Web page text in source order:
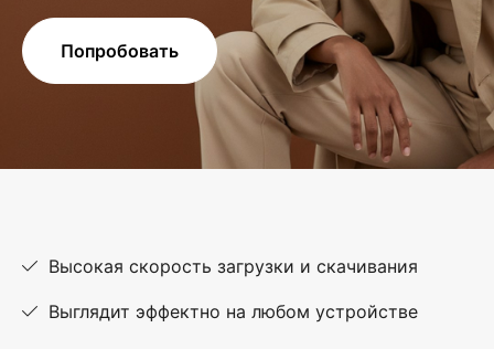
Попробовать
Высокая скорость загрузки и скачивания
Выглядит эффектно на любом устройстве